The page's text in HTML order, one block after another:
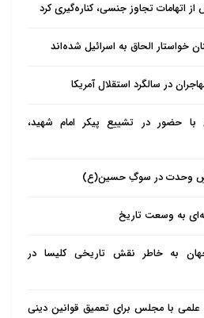
از اتهامات تجاوز جنسی، کناره‌گیری کرد
خواستار الحاق به اسرائیل شده‌اند
در سالگرد استقلال آمریکا
با حضور در تشییع پیکر امام شهید،
نبضِ وحدت در سوگِ حسین(ع)
به وسعت تاریخ
به خاطر نقش تاریخی کلیسا در
علمی با مجلس برای تعمیق قوانین دینی